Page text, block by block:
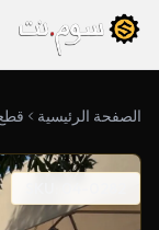
الصفحة الرئيسية